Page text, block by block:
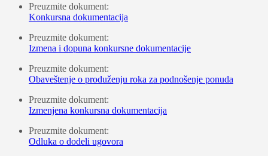
Preuzmite dokument:
Konkursna dokumentacija
Preuzmite dokument:
Izmena i dopuna konkursne dokumentacije
Preuzmite dokument:
Obaveštenje o produženju roka za podnošenje ponuda
Preuzmite dokument:
Izmenjena konkursna dokumentacija
Preuzmite dokument:
Odluka o dodeli ugovora